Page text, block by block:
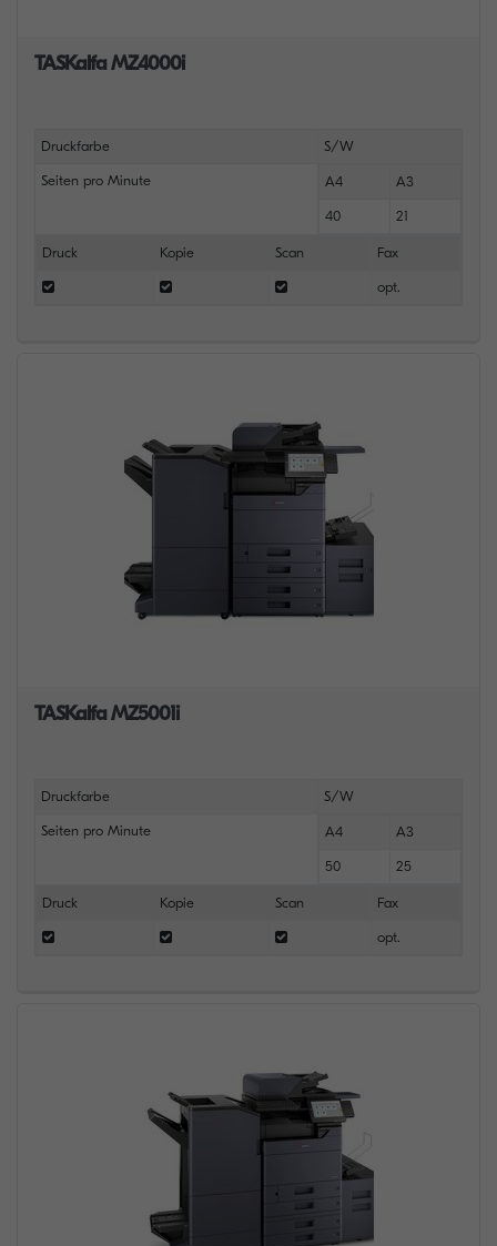
TASKalfa MZ4000i
Druckfarbe S/W
Seiten pro Minute A4 A3
40 21
Druck Kopie Scan Fax
opt.
TASKalfa MZ5001i
Druckfarbe S/W
Seiten pro Minute A4 A3
50 25
Druck Kopie Scan Fax
opt.